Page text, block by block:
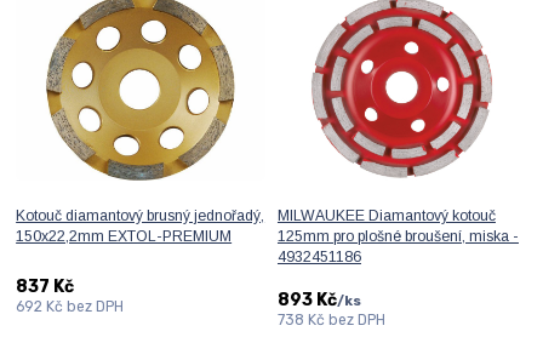
Kotouč diamantový brusný jednořadý,
150x22,2mm EXTOL-PREMIUM
837 Kč
692 Kčbez DPH
MILWAUKEE Diamantový kotouč
125mm pro plošné broušení, miska -
4932451186
893 Kč/ks
738 Kč bez DPH